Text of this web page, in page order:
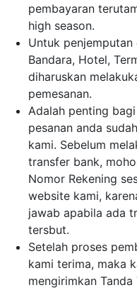
pembayaran
high season.
Untuk
Bandara, Hotel,
diharuskan
pemesanan.
Adalah penting
pesanan anda
kami. Sebelum
transfer bank,
Nomor Rekening
website kami,
jawab apabila ada
tersbut.
Setelah proses
kami terima, maka
mengirimkan